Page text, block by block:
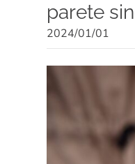
parete
2024/01/01